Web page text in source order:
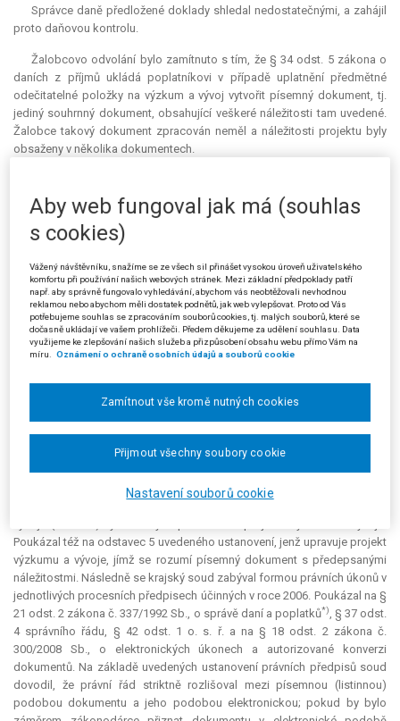
Správce daně předložené doklady shledal nedostatečnými, a zahájil
proto daňovou kontrolu.
Žalobcovo odvolání bylo zamítnuto s tím, že § 34 odst. 5 zákona o
daních z příjmů ukládá poplatníkovi v případě uplatnění předmětné
odečitatelné položky na výzkum a vývoj vytvořit písemný dokument, tj.
jediný souhrnný dokument, obsahující veškeré náležitosti tam uvedené.
Žalobce takový dokument zpracován neměl a náležitosti projektu byly
obsaženy v několika dokumentech.
dodatečně vyměřil daň z příjmů právnických osob za zdaňovací období
roku 2006 ve výši 639 600 Kč.
Žalobce podal odvolání, které žalovaný rozhodnutím ze dne 18. 12.
2009 zamítl. V důsledku změny právní úpravy zákonem č. 459/2011 Sb.,
o Finanční správě České republiky, došlo ke dni 31. 12. 2012 k zániku
původního žalovaného, Finančního ředitelství v Ostravě, a na jeho místo
nastoupil nově zřízený orgán, Odvolací finanční ředitelství, se kterým
bylo dále v řízení jednáno.
Ostravě žalobu. Dle jeho názoru projekt výzkumu a vývoje obsahoval
veškeré náležitosti podle § 34 odst. 5 zákona o daních z příjmů. Za
rozpor se zněním zákona ohledně povinné písemné formy dokumentu
Krajský soud rozsudkem ze dne 27. 2. 2012, čj. 22 Af 14/2010-36,
žalobu zamítl. Nejprve nastínil právní úpravu § 34 odst. 4 zákona o
Poukázal též na odstavec 5 uvedeného ustanovení, jenž upravuje projekt
výzkumu a vývoje, jímž se rozumí písemný dokument s předepsanými
náležitostmi. Následně se krajský soud zabýval formou právních úkonů v
jednotlivých procesních předpisech účinných v roce 2006. Poukázal na §
21 odst. 2 zákona č. 337/1992 Sb., o správě daní a poplatků*), § 37 odst.
4 správního řádu, § 42 odst. 1 o. s. ř. a na § 18 odst. 2 zákona č.
300/2008 Sb., o elektronických úkonech a autorizované konverzi
dokumentů. Na základě uvedených ustanovení právních předpisů soud
dovodil, že právní řád striktně rozlišoval mezi písemnou (listinnou)
podobou dokumentu a jeho podobou elektronickou; pokud by bylo
Aby web fungoval jak má (souhlas
s cookies)
Vážený návštěvníku, snažíme se ze všech sil přinášet vysokou úroveň uživatelského
komfortu při používání našich webových stránek. Mezi základní předpoklady patří
např. aby správně fungovalo vyhledávání, abychom vás neobtěžovali nevhodnou
reklamou nebo abychom měli dostatek podnětů, jak web vylepšovat. Proto od Vás
potřebujeme souhlas se zpracováním souborů cookies, tj. malých souborů, které se
dočasně ukládají ve vašem prohlížeči. Předem děkujeme za udělení souhlasu. Data
využijeme ke zlepšování našich služeb a přizpůsobení obsahu webu přímo Vám na
míru.
Oznámení o ochraně osobních údajů a souborů cookie
Nastavení souborů cookie
Zamítnout vše kromě nutných cookies
Přijmout všechny soubory cookie